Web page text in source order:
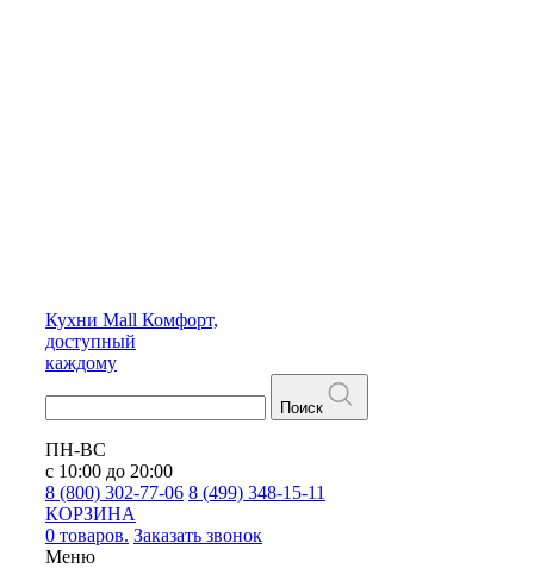
Кухни Mall Комфорт,
доступный
каждому
Поиск
ПН-ВС
с 10:00 до 20:00
8 (800) 302-77-06 8 (499) 348-15-11
КОРЗИНА
0 товаров. Заказать звонок
Меню